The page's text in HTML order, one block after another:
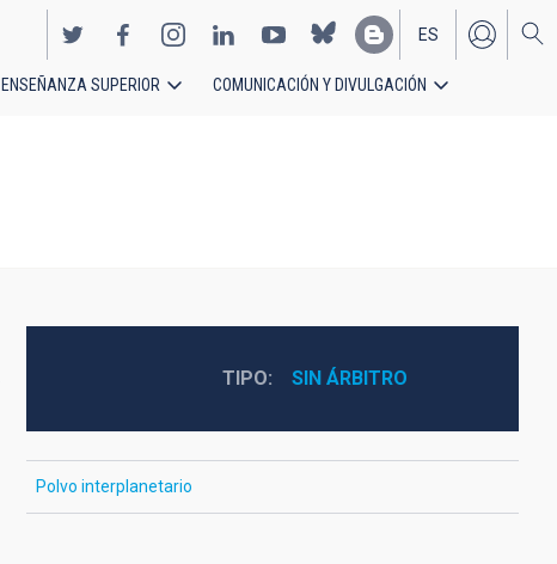
EN
ES
ENSEÑANZA SUPERIOR COMUNICACIÓN Y DIVULGACIÓN
TIPO SIN ÁRBITRO
Polvo interplanetario